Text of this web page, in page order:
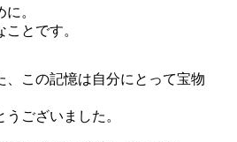
。
とです。
、この記憶は自分にとって宝物
ございました。